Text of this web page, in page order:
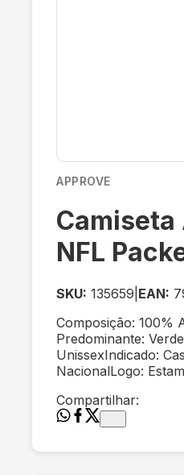
APPROVE
Camiseta
NFL
SKU: 135659 EAN:
Composição: 100%
Predominante:
UnissexIndicado:
NacionalLogo:
Compartilhar: